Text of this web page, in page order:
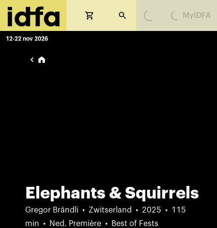
12-22 nov 2026 Loading... Loading... MyIDFA
Elephants & Squirrels
Gregor Brändli Zwitserland 2025
115
min
Ned. Première Best of Fests